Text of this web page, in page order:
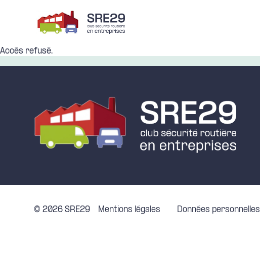
Accès refusé.
© 2026 SRE29 Mentions légales Données personnelles